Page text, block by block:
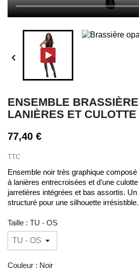

ENSEMBLE
LANIÈRES ET
77,40 €
TTC
Ensemble noir très graphique composé
à lanières entrecroisées et d’une
jarretières intégrées et bas assortis.
structuré pour une silhouette irrésistible.
Taille : TU - OS
Couleur : Noir